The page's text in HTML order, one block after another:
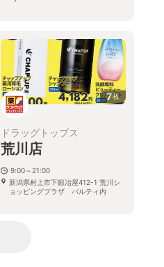
7枚
ドラッグトップス
荒川店
9:00～21:00
新潟県村上市下鍛冶屋412-1 荒川シ
ョッピングプラザ パルティ内